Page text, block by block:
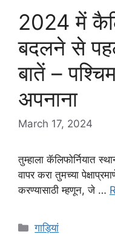
2024 में
बदलने से
बातें –
अपनाना
March 17, 2024
तुम्हाला कॅलिफोर्नियात
वापर करा तुमच्या
करण्यासाठी म्हणून, जे …
Categories
गाड़ियां